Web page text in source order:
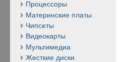
Процессоры
Материнские платы
Чипсеты
Видеокарты
Мультимедиа
Жесткие диски